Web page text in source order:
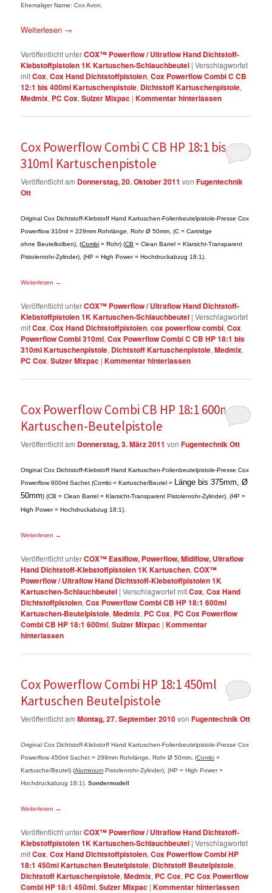
Ehemaliger Name: Cox Avon.
Weiterlesen →
Veröffentlicht unterCOX™ Powerflow / Ultraflow Hand Dichtstoff-
Klebstoffpistolen 1K Kartuschen-Schlauchbeutel |Verschlagwortet
mitCox,Cox Hand Dichtstoffpistolen,Cox Powerflow Combi C CB
12:1 bis 400ml Kartuschenpistole, Dichtstoff Kartuschenpistole,
Medmix, PC Cox,Sulzer Mixpac |Kommentar hinterlassen
Cox Powerflow Combi C CB HP 18:1 bis
310ml Kartuschenpistole
Veröffentlicht am Donnerstag, 20. Oktober 2011 vonFugentechnik
Ott
Original Cox Dichtstoff-Klebstoff Hand Kartuschen-Folienbeutelpistole-Presse Cox
Powerflow 310ml = 229mm Rohrlänge, Rohr Ø 50mm, (C = Cartridge
ohne Beutelkolben), (Combi = Rohr) (CB = Clean Barrel = Klarsicht-Transparent
Pistolenrohr-Zylinder), (HP = High Power = Hochdruckabzug 18:1).
Weiterlesen →
Veröffentlicht unterCOX™ Powerflow / Ultraflow Hand Dichtstoff-
Klebstoffpistolen 1K Kartuschen-Schlauchbeutel |Verschlagwortet
mitCox,Cox Hand Dichtstoffpistolen,cox powerflow combi,Cox
Powerflow Combi 310ml,Cox Powerflow Combi C CB HP 18:1 bis
310ml Kartuschenpistole, Dichtstoff Kartuschenpistole,Medmix,
PC Cox,Sulzer Mixpac |Kommentar hinterlassen
Cox Powerflow Combi CB HP 18:1 600ml
Kartuschen-Beutelpistole
Veröffentlicht am Donnerstag, 3. März 2011 vonFugentechnik Ott
Original Cox Dichtstoff-Klebstoff Hand Kartuschen-Folienbeutelpistole-Presse Cox
Powerflow 600ml Sachet (Combi = Kartusche/Beutel =
Länge bis 375mm, Ø
50mm) (CB = Clean Barrel = Klarsicht-Transparent Pistolenrohr-Zylinder), (HP =
High Power = Hochdruckabzug 18:1).
Weiterlesen →
Veröffentlicht unterCOX™ Easiflow, Powerflow, Midiflow, Ultraflow
Hand Dichtstoff-Klebstoffpistolen 1K Kartuschen,COX™
Powerflow / Ultraflow Hand Dichtstoff-Klebstoffpistolen 1K
Kartuschen-Schlauchbeutel |Verschlagwortet mitCox,Cox Hand
Dichtstoffpistolen,Cox Powerflow Combi CB HP 18:1 600ml
Kartuschen-Beutelpistole,Medmix, PC Cox, PC Cox Powerflow
Combi CB HP 18:1 600ml,Sulzer Mixpac |Kommentar
hinterlassen
Cox Powerflow Combi HP 18:1 450ml
Kartuschen Beutelpistole
Veröffentlicht amMontag, 27. September 2010vonFugentechnik Ott
Original Cox Dichtstoff-Klebstoff Hand Kartuschen-Folienbeutelpistole-Presse Cox
Powerflow 450ml Sachet = 299mm Rohrlänge, Rohr Ø 50mm, (Combi =
Kartusche/Beutel) (Aluminium Pistolenrohr-Zylinder), (HP = High Power =
Hochdruckabzug 18:1).Sondermodell
Weiterlesen →
Veröffentlicht unterCOX™ Powerflow / Ultraflow Hand Dichtstoff-
Klebstoffpistolen 1K Kartuschen-Schlauchbeutel |Verschlagwortet
mitCox,Cox Hand Dichtstoffpistolen,Cox Powerflow Combi HP
18:1 450ml Kartuschen Beutelpistole, Dichtstoff Beutelpistole,
Dichtstoff Kartuschenpistole,Medmix, PC Cox, PC Cox Powerflow
Combi HP 18:1 450ml,Sulzer Mixpac |Kommentar hinterlassen